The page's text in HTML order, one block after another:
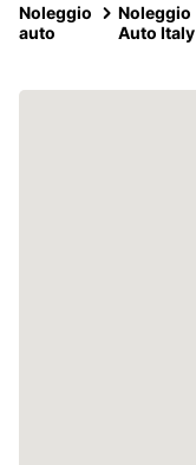
Noleggio
auto
Noleggio
Auto Italy